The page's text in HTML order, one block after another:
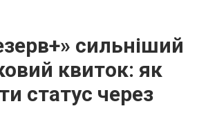
сильніший
квиток: як
статус через